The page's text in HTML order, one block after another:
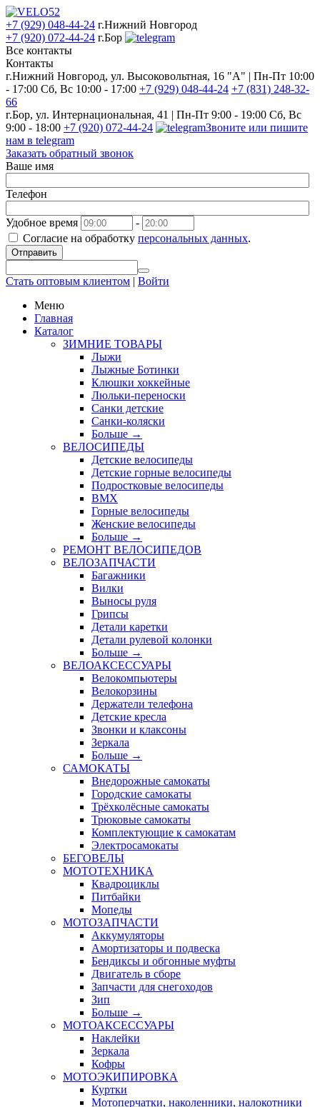
+7 (929) 048-44-24 г.Нижний Новгород
+7 (920) 072-44-24 г.Бор
Все контакты
Контакты
г.Нижний Новгород, ул. Высоковольтная, 16 "А" | Пн-Пт 10:00
- 17:00 Сб, Вс 10:00 - 17:00 +7 (929) 048-44-24 +7 (831) 248-32-
66
г.Бор, ул. Интернациональная, 41 | Пн-Пт 9:00 - 19:00 Сб, Вс
9:00 - 18:00 +7 (920) 072-44-24
Звоните или пишите
нам в telegram
Заказать обратный звонок
Ваше имя
Телефон
Удобное время
-
Согласие на обработку персональных данных.
Отправить
Стать оптовым клиентом | Войти
Меню
Главная
Каталог
ЗИМНИЕ ТОВАРЫ
Лыжи
Лыжные Ботинки
Клюшки хоккейные
Люльки-переноски
Санки детские
Санки-коляски
Больше →
ВЕЛОСИПЕДЫ
Детские велосипеды
Детские горные велосипеды
Подростковые велосипеды
BMX
Горные велосипеды
Женские велосипеды
Больше →
РЕМОНТ ВЕЛОСИПЕДОВ
ВЕЛОЗАПЧАСТИ
Багажники
Вилки
Выносы руля
Грипсы
Детали каретки
Детали рулевой колонки
Больше →
ВЕЛОАКСЕССУАРЫ
Велокомпьютеры
Велокорзины
Держатели телефона
Детские кресла
Звонки и клаксоны
Зеркала
Больше →
САМОКАТЫ
Внедорожные самокаты
Городские самокаты
Трёхколёсные самокаты
Трюковые самокаты
Комплектующие к самокатам
Электросамокаты
БЕГОВЕЛЫ
МОТОТЕХНИКА
Квадроциклы
Питбайки
Мопеды
МОТОЗАПЧАСТИ
Аккумуляторы
Амортизаторы и подвеска
Бендиксы и обгонные муфты
Двигатель в сборе
Запчасти для снегоходов
Зип
Больше →
МОТОАКСЕССУАРЫ
Наклейки
Зеркала
Кофры
МОТОЭКИПИРОВКА
Куртки
Мотоперчатки, наколенники, налокотники